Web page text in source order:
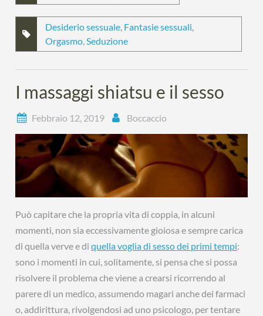
Desiderio sessuale Fantasie sessuali
Orgasmo Seduzione
I massaggi shiatsu e il sesso
Febbraio 12, 2019 Boccaccio
Può capitare che la propria vita di coppia, in alcuni
momenti, non sia eccessivamente gioiosa e sempre carica
di quella verve e diquella voglia di sesso dei primi tempi:
sono i momenti in cui, solitamente, si pensa che si possa
risolvere il problema che viene a crearsi ricorrendo al
parere di un medico, assumendo magari anche dei farmaci
o, addirittura, rivolgendosi ad uno psicologo, per tentare